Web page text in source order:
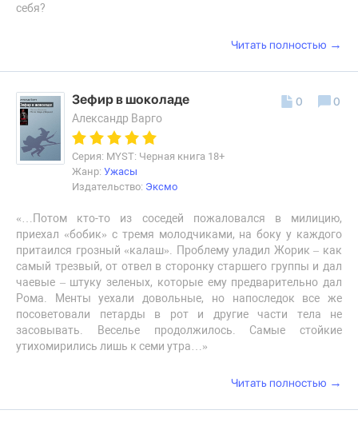
себя?
Читать полностью →
Зефир в шоколаде
Александр Варго
Серия: MYST: Черная книга 18+
Жанр: Ужасы
Издательство: Эксмо
«…Потом кто-то из соседей пожаловался в милицию,
приехал «бобик» с тремя молодчиками, на боку у каждого
притаился грозный «калаш». Проблему уладил Жорик – как
самый трезвый, от отвел в сторонку старшего группы и дал
чаевые – штуку зеленых, которые ему предварительно дал
Рома. Менты уехали довольные, но напоследок все же
посоветовали петарды в рот и другие части тела не
засовывать. Веселье продолжилось. Самые стойкие
утихомирились лишь к семи утра…»
0 0
Читать полностью →